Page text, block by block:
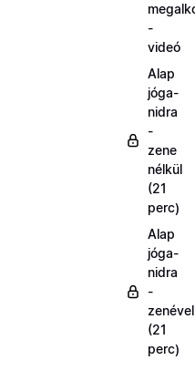
-
videó
Alap
jóga-
nidra
-
zene
nélkül
(21
perc)
Alap
jóga-
nidra
-
zenével
(21
perc)